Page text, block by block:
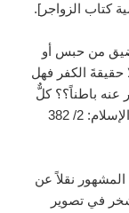
ضيق من حبس أو
حقيقةَ الكفر فهل
عنه باطناً؟؟ كلٌّ
محتمِل، ولعل الثاني أقرب”. [الإعلام بقواطع الإسلام: 2/ 382
نقلاً عن
في تصوير